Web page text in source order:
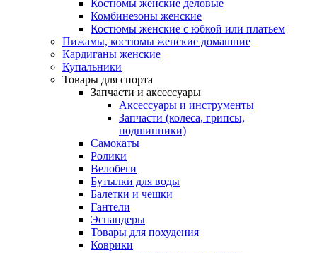
Костюмы женские деловые
Комбинезоны женские
Костюмы женские с юбкой или платьем
Пижамы, костюмы женские домашние
Кардиганы женские
Купальники
Товары для спорта
Запчасти и аксессуары
Аксессуары и инструменты
Запчасти (колеса, грипсы,
подшипники)
Самокаты
Ролики
Велобеги
Бутылки для воды
Балетки и чешки
Гантели
Эспандеры
Товары для похудения
Коврики